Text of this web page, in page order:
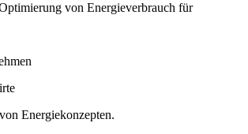
von Energieverbrauch für
Energiekonzepten.